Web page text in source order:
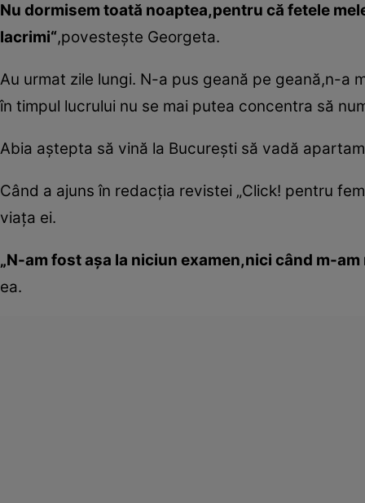
Nu dormisem toată noaptea,pentru că fetele
lacrimi“,povesteşte Georgeta.
Au urmat zile lungi. N-a pus geană pe geană,n-a
în timpul lucrului nu se mai putea concentra să
Abia aştepta să vină la Bucureşti să vadă
Când a ajuns în redacţia revistei „Click! pentru
viaţa ei.
„N-am fost aşa la niciun examen,nici când m-
ea.